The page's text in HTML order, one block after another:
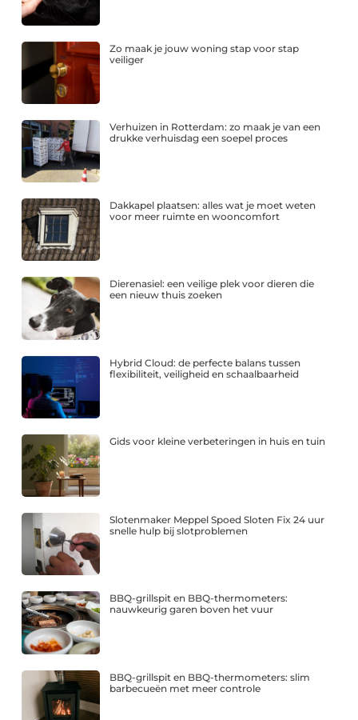
Zo maak je jouw woning stap voor stap
veiliger
Verhuizen in Rotterdam: zo maak je van een
drukke verhuisdag een soepel proces
Dakkapel plaatsen: alles wat je moet weten
voor meer ruimte en wooncomfort
Dierenasiel: een veilige plek voor dieren die
een nieuw thuis zoeken
Hybrid Cloud: de perfecte balans tussen
flexibiliteit, veiligheid en schaalbaarheid
Gids voor kleine verbeteringen in huis en tuin
Slotenmaker Meppel Spoed Sloten Fix 24 uur
snelle hulp bij slotproblemen
BBQ-grillspit en BBQ-thermometers:
nauwkeurig garen boven het vuur
BBQ-grillspit en BBQ-thermometers: slim
barbecueën met meer controle